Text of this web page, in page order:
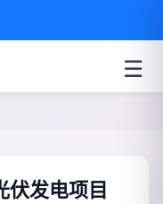
☰
伏发电项目